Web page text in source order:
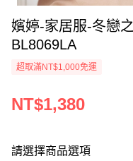
嬪婷-家居服-冬戀
BL8069LA
超取滿NT$1,000免運
NT$1,380
請選擇商品選項